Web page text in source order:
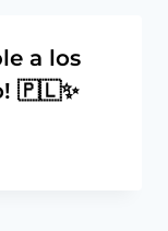
a los
🇵🇱✨